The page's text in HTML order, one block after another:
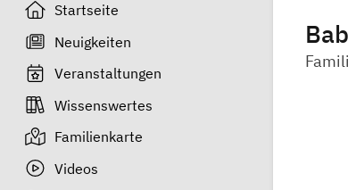
Startseite
Neuigkeiten
Veranstaltungen
Wissenswertes
Familienkarte
Videos